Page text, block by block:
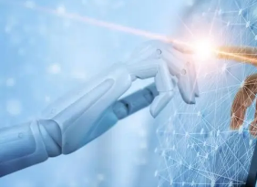
artificial para analisar as
looks personalizados.
Consultoria Personalizada:
revisar as opções e oferecer
necessário.
Envio de Itens: Após a
são enviadas diretamente ao